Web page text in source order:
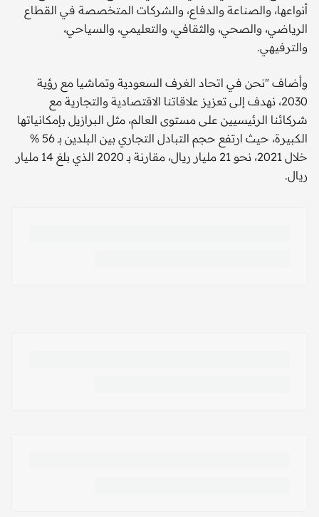
أنواعها، والصناعة والدفاع، والشركات المتخصصة في القطاع
الرياضي، والصحي، والثقافي، والتعليمي، والسياحي،
والترفيهي.
وأضاف "نحن في اتحاد الغرف السعودية وتماشيا مع رؤية
2030، نهدف إلى تعزيز علاقاتنا الاقتصادية والتجارية مع
شركائنا الرئيسيين على مستوى العالم، مثل البرازيل بإمكانياتها
الكبيرة، حيث ارتفع حجم التبادل التجاري بين البلدين بـ 56 %
خلال 2021، نحو 21 مليار ريال، مقارنة بـ 2020 الذي بلغ 14 مليار
ريال.